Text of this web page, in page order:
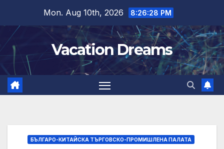
content
Mon. Aug 10th, 2026 8:26:29 PM
Vacation Dreams
БЪЛГАРО-КИТАЙСКА ТЪРГОВСКО-ПРОМИШЛЕНА ПАЛАТА